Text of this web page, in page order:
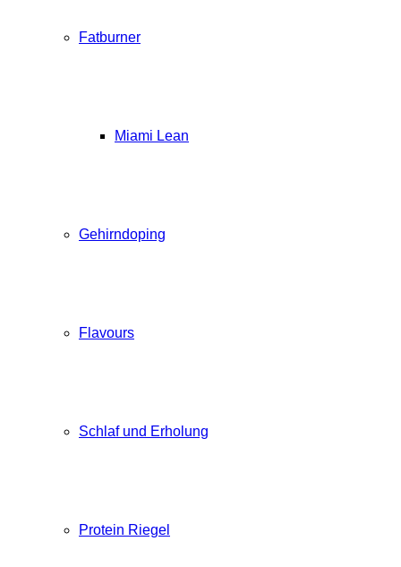
Fatburner
Miami Lean
Gehirndoping
Flavours
Schlaf und Erholung
Protein Riegel